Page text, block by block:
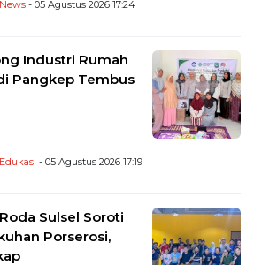
News - 05 Agustus 2026 17:24
Industri Rumah
Pangkep Tembus
Edukasi - 05 Agustus 2026 17:19
Sulsel Soroti
Porserosi,